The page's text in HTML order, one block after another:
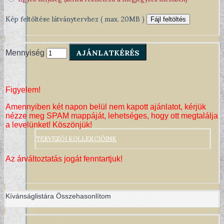
TERVEZŐI KOLLEKCIÓINK
Kép feltöltése látványtervhez ( max. 20MB ) Fájl feltöltés
Mennyiség AJÁNLATKÉRÉS
Figyelem!
Amennyiben két napon belül nem kapott ajánlatot, kérjük
nézze meg SPAM mappáját, lehetséges, hogy ott megtalálja
a levelünket! Köszönjük!
Az árváltoztatás jogát fenntartjuk!
Kívánságlistára Összehasonlítom